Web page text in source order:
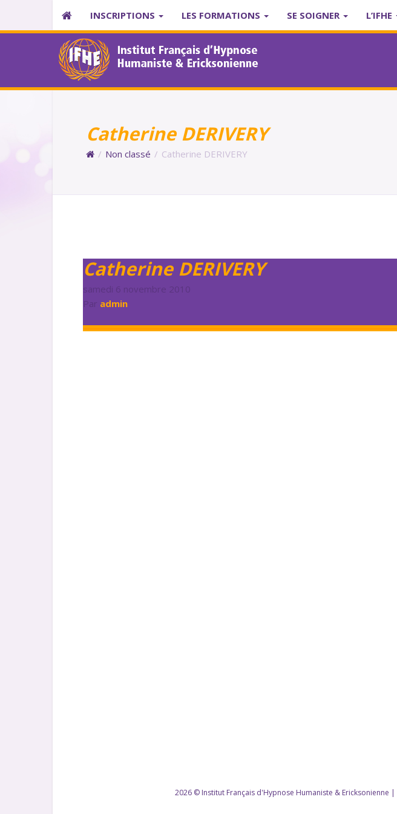
INSCRIPTIONS LES FORMATIONS SE SOIGNER L’IFHE
Catherine DERIVERY
/ Non classé / Catherine DERIVERY
Catherine DERIVERY
samedi 6 novembre 2010
Par admin
2026 © Institut Français d'Hypnose Humaniste & Ericksonienne |